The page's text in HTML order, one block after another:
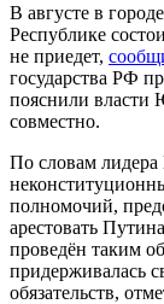
В августе в
Республике
не приедет,
государства РФ
пояснили власти
совместно.
По словам
полномочий,
арестовать
проведён таким
придерживалась
обязательств,